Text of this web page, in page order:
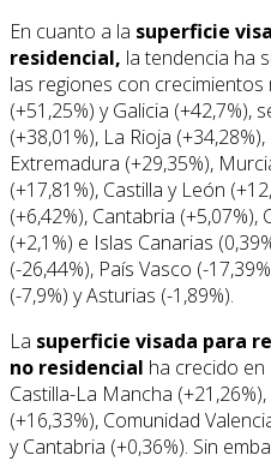
En cuanto a la superficie
residencial, la tendencia ha
las regiones con
(+51,25%) y Galicia (+42,7%),
(+38,01%), La Rioja
Extremadura (+29,35%),
(+17,81%), Castilla y León
(+6,42%), Cantabria (+5,07%),
(+2,1%) e Islas Canarias
(-26,44%), País Vasco (-
(-7,9%) y Asturias (-1,89%).
La superficie visada para
no residencial ha crecido en
Castilla-La Mancha
(+16,33%), Comunidad
y Cantabria (+0,36%). Sin